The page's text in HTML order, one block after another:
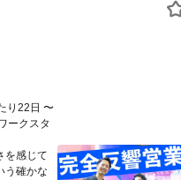
り22日 〜
ークスタ
を感じて
う確かな